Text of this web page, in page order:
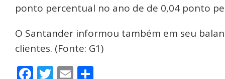
ponto percentual no ano de de 0,04 ponto
O Santander informou também em seu
clientes. (Fonte: G1)
Facebook
Twitter
Email